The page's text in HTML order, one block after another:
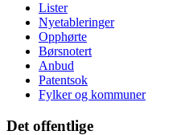
Lister
Nyetableringer
Opphørte
Børsnotert
Anbud
Patentsok
Fylker og kommuner
Det offentlige